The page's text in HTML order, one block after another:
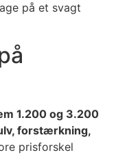
på et svagt
1.200 og 3.200
forstærkning,
prisforskel